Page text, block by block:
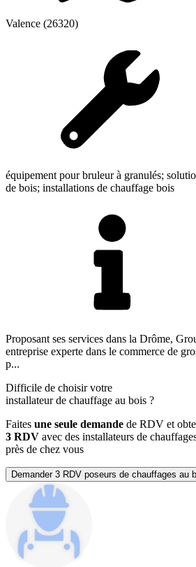
Valence (26320)
équipement pour bruleur à granulés;
de bois; installations de chauffage bois
Proposant ses services dans la Drôme,
entreprise experte dans le commerce de
p...
Difficile de choisir votre
installateur de chauffage au bois ?
Faites une seule demande de RDV et
3 RDV avec des installateurs de
près de chez vous
Demander 3 RDV poseurs de chauffages au